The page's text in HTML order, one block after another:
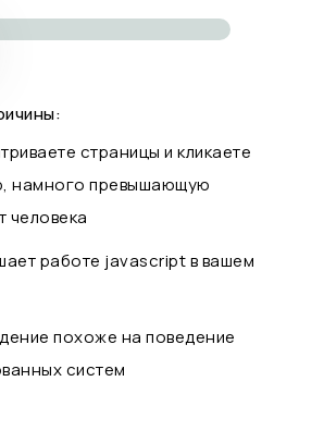
страницы и кликаете
намного превышающую
работе javascript в вашем
похоже на поведение
систем